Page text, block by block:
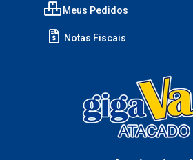
Meus Pedidos
Notas Fiscais